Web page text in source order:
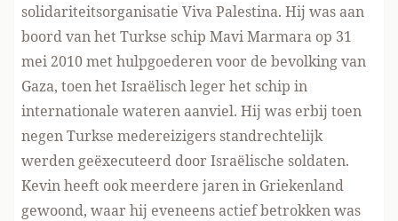
solidariteitsorganisatie Viva Palestina. Hij was aan
boord van het Turkse schip Mavi Marmara op 31
mei 2010 met hulpgoederen voor de bevolking van
Gaza, toen het Israëlisch leger het schip in
internationale wateren aanviel. Hij was erbij toen
negen Turkse medereizigers standrechtelijk
werden geëxecuteerd door Israëlische soldaten.
Kevin heeft ook meerdere jaren in Griekenland
gewoond, waar hij eveneens actief betrokken was